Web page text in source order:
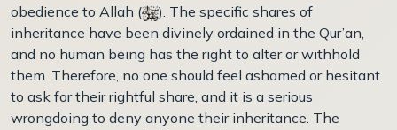
obedience to Allah (
). The specific shares of
inheritance have been divinely ordained in the Qur’an,
and no human being has the right to alter or withhold
them. Therefore, no one should feel ashamed or hesitant
to ask for their rightful share, and it is a serious
wrongdoing to deny anyone their inheritance. The